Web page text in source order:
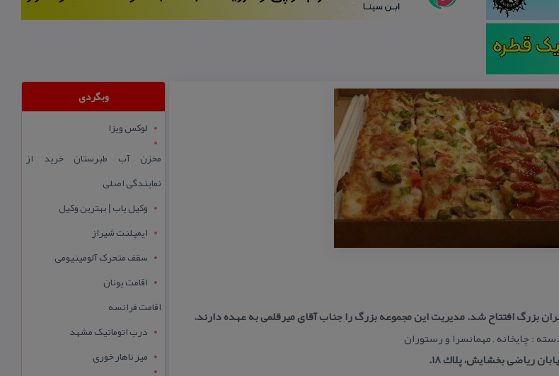
: چایخانه , مهمانسرا و رستوران
ریاضی بخشایش، پلاك ۱۸.
وبگردی
لوکس ویزا
مخزن آب طبرستان خرید از
نمایندگی اصلی
وکیل یاب | بهترین وکیل
ایمپلنت شیراز
سقف متحرک آلومینیومی
اقامت یونان
اقامت فرانسه
درب اتوماتیک مشهد
میز ناهار خوری